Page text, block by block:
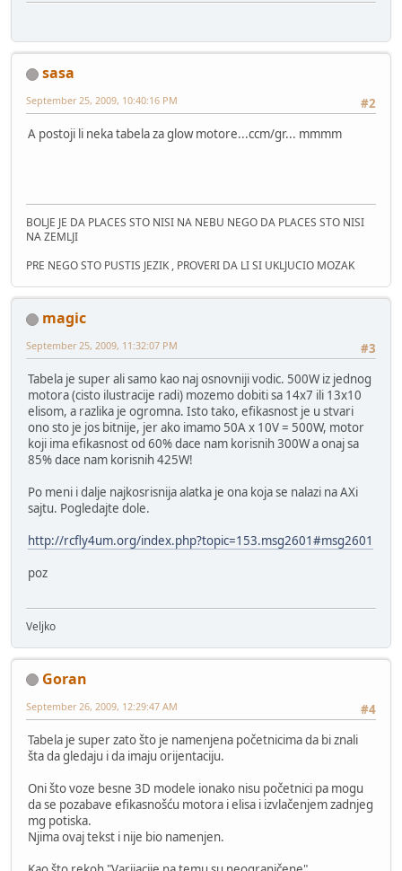
sasa
#2
September 25, 2009, 10:40:16 PM
A postoji li neka tabela za glow motore...ccm/gr... mmmm
BOLJE JE DA PLACES STO NISI NA NEBU NEGO DA PLACES STO NISI
NA ZEMLJI
PRE NEGO STO PUSTIS JEZIK , PROVERI DA LI SI UKLJUCIO MOZAK
magic
#3
September 25, 2009, 11:32:07 PM
Tabela je super ali samo kao naj osnovniji vodic. 500W iz jednog
motora (cisto ilustracije radi) mozemo dobiti sa 14x7 ili 13x10
elisom, a razlika je ogromna. Isto tako, efikasnost je u stvari
ono sto je jos bitnije, jer ako imamo 50A x 10V = 500W, motor
koji ima efikasnost od 60% dace nam korisnih 300W a onaj sa
85% dace nam korisnih 425W!
Po meni i dalje najkosrisnija alatka je ona koja se nalazi na AXi
sajtu. Pogledajte dole.
http://rcfly4um.org/index.php?topic=153.msg2601#msg2601
poz
Veljko
Goran
#4
September 26, 2009, 12:29:47 AM
Tabela je super zato što je namenjena početnicima da bi znali
šta da gledaju i da imaju orijentaciju.
Oni što voze besne 3D modele ionako nisu početnici pa mogu
da se pozabave efikasnošću motora i elisa i izvlačenjem zadnjeg
mg potiska.
Njima ovaj tekst i nije bio namenjen.